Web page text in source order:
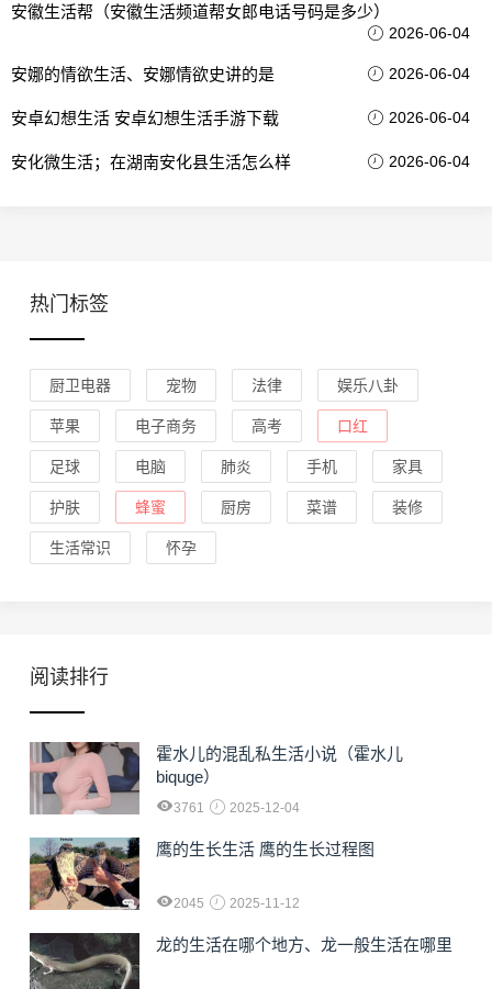
安徽生活帮（安徽生活频道帮女郎电话号码是多少）
2026-06-04
安娜的情欲生活、安娜情欲史讲的是 2026-06-04
安卓幻想生活 安卓幻想生活手游下载 2026-06-04
安化微生活；在湖南安化县生活怎么样 2026-06-04
热门标签
厨卫电器 宠物 法律 娱乐八卦
苹果 电子商务 高考 口红
足球 电脑 肺炎 手机 家具
护肤 蜂蜜 厨房 菜谱 装修
生活常识 怀孕
阅读排行
霍水儿的混乱私生活小说（霍水儿
biquge）
3761 2025-12-04
鹰的生长生活 鹰的生长过程图
2045 2025-11-12
龙的生活在哪个地方、龙一般生活在哪里